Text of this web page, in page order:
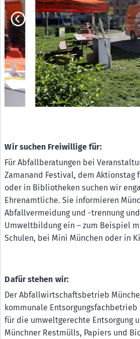
Wir suchen Freiwillige für:
Für Abfallberatungen bei
Zamanand Festival, dem Aktionstag
oder in Bibliotheken suchen wir
Ehrenamtliche. Sie informieren
Abfallvermeidung und -trennung
Umweltbildung ein – zum Beispiel
Schulen, bei Mini München oder in
Dafür stehen wir:
Der Abfallwirtschaftsbetrieb
kommunale
für die umweltgerechte Entsorgung
Münchner Restmülls, Papiers und